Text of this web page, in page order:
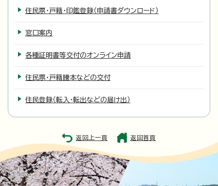
住民票・戸籍・印鑑登録（申請書ダウンロード）
窓口案内
各種証明書等交付のオンライン申請
住民票・戸籍謄本などの交付
住民登録（転入・転出などの届け出）
返回上一頁 返回首頁